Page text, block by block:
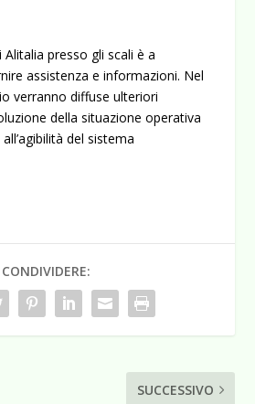
presso gli scali è a
assistenza e informazioni. Nel
verranno diffuse ulteriori
della situazione operativa
del sistema
CONDIVIDERE:
SUCCESSIVO